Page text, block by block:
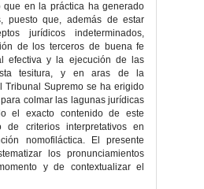
que en la práctica ha generado
puesto que, además de estar
jurídicos indeterminados,
de los terceros de buena fe
efectiva y la ejecución de las
tesitura, y en aras de la
Tribunal Supremo se ha erigido
colmar las lagunas jurídicas
el exacto contenido de este
de criterios interpretativos en
nomofiláctica. El presente
los pronunciamientos
y de contextualizar el